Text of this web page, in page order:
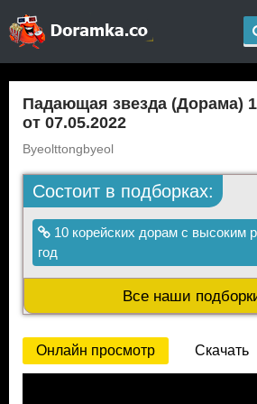
Падающая звезда (Дорама)
от 07.05.2022
Byeolttongbyeol
Состоит в подборках:
10 корейских дорам с высоким
год
Все наши
Онлайн просмотр Скачать